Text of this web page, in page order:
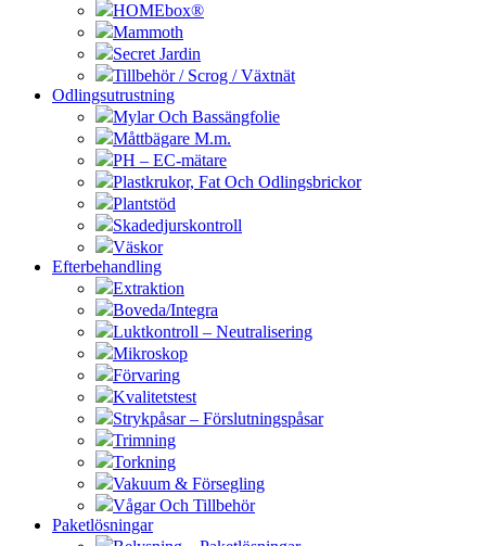
HOMEbox®
Mammoth
Secret Jardin
Tillbehör / Scrog / Växtnät
Odlingsutrustning
Mylar Och Bassängfolie
Måttbägare M.m.
PH – EC-mätare
Plastkrukor, Fat Och Odlingsbrickor
Plantstöd
Skadedjurskontroll
Väskor
Efterbehandling
Extraktion
Boveda/Integra
Luktkontroll – Neutralisering
Mikroskop
Förvaring
Kvalitetstest
Strykpåsar – Förslutningspåsar
Trimning
Torkning
Vakuum & Försegling
Vågar Och Tillbehör
Paketlösningar